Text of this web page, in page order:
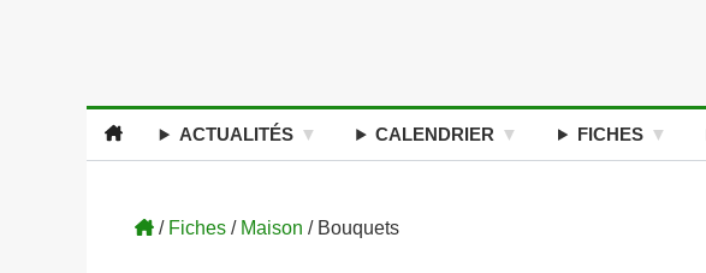
ACTUALITÉS CALENDRIER FICHES
/ Fiches / Maison / Bouquets